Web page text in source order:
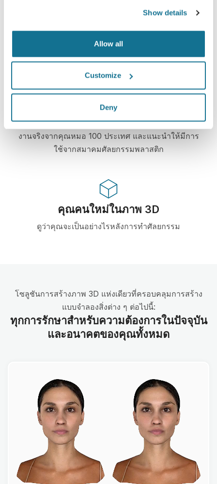
Show details
Allow all
Customize
Deny
เซอร์เวอร์ของเรามีการเข้ารหัส: ข้อมูลของคุณจะ
ปลอดภัยและเป็นส่วนตัว
High-Tech
3D simulator บน web-based เจ้าแรก และมีการใช้
งานจริงจากคุณหมอ 100 ประเทศ และแนะนำให้มีการ
ใช้จากสมาคมศัลยกรรมพลาสติก
คุณคนใหม่ในภาพ 3D
ดูว่าคุณจะเป็นอย่างไรหลังการทำศัลยกรรม
โซลูชันการสร้างภาพ 3D แห่งเดียวที่ครอบคลุมการสร้าง
แบบจำลองสิ่งต่าง ๆ ต่อไปนี้:
ทุกการรักษาสำหรับความต้องการในปัจจุบัน
และอนาคตของคุณทั้งหมด